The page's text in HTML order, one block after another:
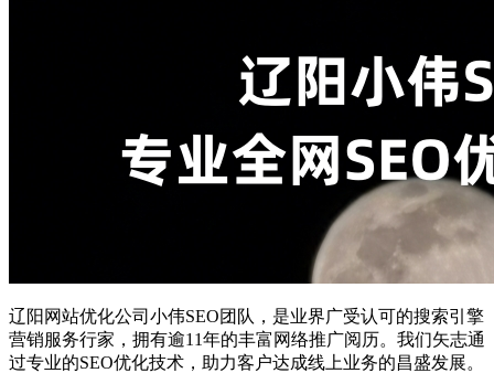
辽阳网站优化公司小伟SEO团队，是业界广受认可的搜索引擎
营销服务行家，拥有逾11年的丰富网络推广阅历。我们矢志通
过专业的SEO优化技术，助力客户达成线上业务的昌盛发展。